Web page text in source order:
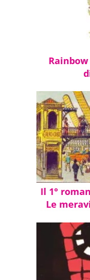
Il 1°
Le